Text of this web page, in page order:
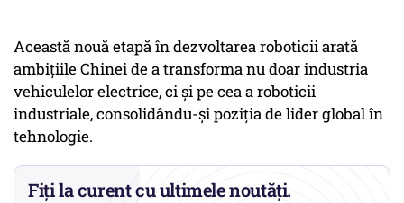
Această nouă etapă în dezvoltarea roboticii arată
ambițiile Chinei de a transforma nu doar industria
vehiculelor electrice, ci și pe cea a roboticii
industriale, consolidându-și poziția de lider global în
tehnologie.
Fiți la curent cu ultimele noutăți.